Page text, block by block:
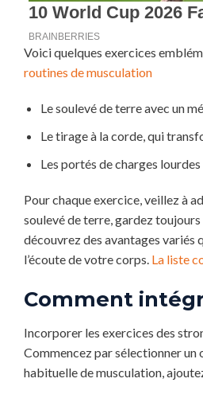
Voici quelques exercices
routines de musculation
Le soulevé de terre avec un
Le tirage à la corde, qui
Les portés de charges
Pour chaque exercice, veillez à
soulevé de terre, gardez
découvrez des avantages variés
l’écoute de votre corps. La liste
Comment
Incorporer les exercices des
Commencez par sélectionner un
habituelle de musculation,